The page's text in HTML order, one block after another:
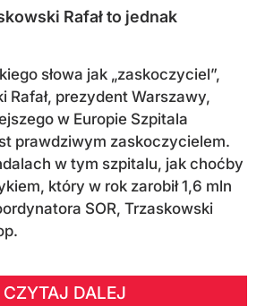
Rafał to jednak
słowa jak „zaskoczyciel”,
Rafał, prezydent Warszawy,
w Europie Szpitala
prawdziwym zaskoczycielem.
w tym szpitalu, jak choćby
który w rok zarobił 1,6 mln
SOR, Trzaskowski
CZYTAJ DALEJ